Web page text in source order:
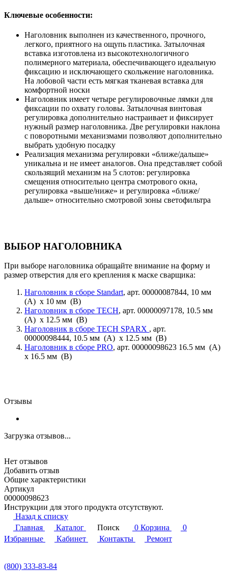
Ключевые особенности:
Наголовник выполнен из качественного, прочного,
легкого, приятного на ощупь пластика. Затылочная
вставка изготовлена из высокотехнологичного
полимерного материала, обеспечивающего идеальную
фиксацию и исключающего скольжение наголовника.
На лобовой части есть мягкая тканевая вставка для
комфортной носки
Наголовник имеет четыре регулировочные лямки для
фиксации по охвату головы. Затылочная винтовая
регулировка дополнительно настраивает и фиксирует
нужный размер наголовника. Две регулировки наклона
с поворотными механизмами позволяют дополнительно
выбрать удобную посадку
Реализация механизма регулировки «ближе/дальше»
уникальна и не имеет аналогов. Она представляет собой
скользящий механизм на 5 слотов: регулировка
смещения относительно центра смотрового окна,
регулировка «выше/ниже» и регулировка «ближе/
дальше» относительно смотровой зоны светофильтра
ВЫБОР НАГОЛОВНИКА
При выборе наголовника обращайте внимание на форму и
размер отверстия для его крепления к маске сварщика:
Наголовник в сборе Standart, арт. 00000087844, 10 мм
(A) x 10 мм (B)
Наголовник в сборе TECH, арт. 00000097178, 10.5 мм
(A) x 12.5 мм (B)
Наголовник в сборе TECH SPARX , арт.
00000098444, 10.5 мм (A) x 12.5 мм (B)
Наголовник в сборе PRO, арт. 00000098623 16.5 мм (A)
x 16.5 мм (B)
Отзывы
Загрузка отзывов...
Нет отзывов
Добавить отзыв
Общие характеристики
Артикул
00000098623
Инструкции для этого продукта отсутствуют.
Назад к списку
Главная
Каталог Поиск 0 Корзина
0
Избранные
Кабинет Контакты Ремонт
(800) 333-83-84